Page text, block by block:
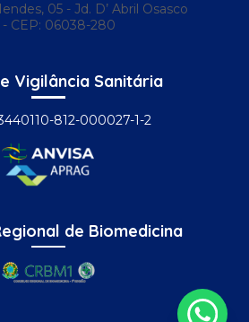
no telhado
desratização
05 - Jd. D’ Abril Osasco
- CEP: 06038-280
Vigilância Sanitária
812-000027-1-2
de Biomedicina